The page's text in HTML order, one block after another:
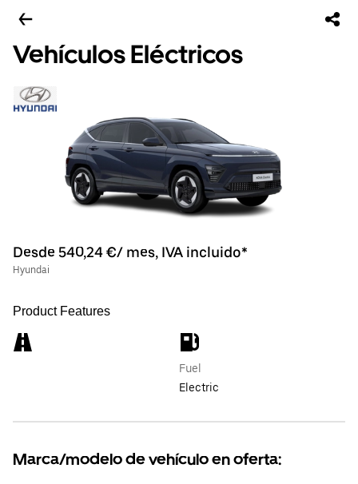
Vehículos Eléctricos
Desde 540,24 €/ mes, IVA incluido*
Hyundai
Product Features
Fuel
Electric
Marca/modelo de vehículo en oferta: